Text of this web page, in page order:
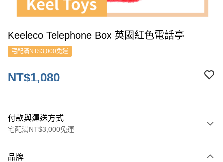
Keeleco Telephone Box 英國紅色電話亭
宅配滿NT$3,000免運
NT$1,080
付款與運送方式
宅配滿NT$3,000免運
品牌